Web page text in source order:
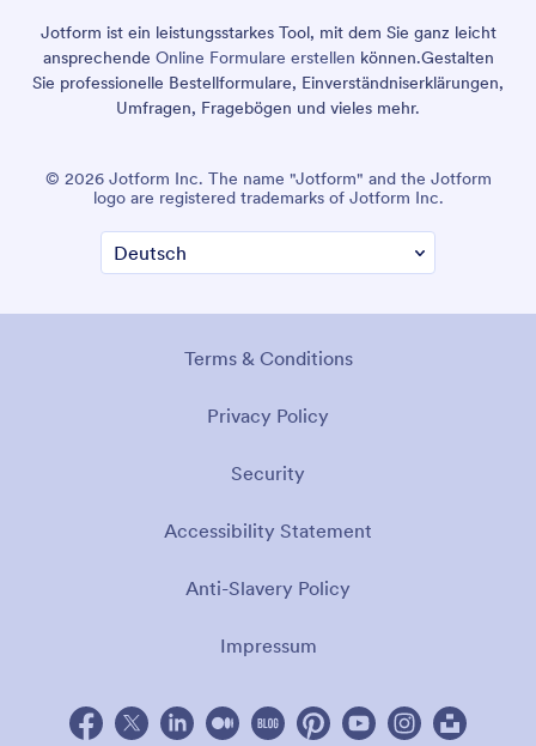
Jotform ist ein leistungsstarkes Tool, mit dem Sie ganz leicht
ansprechende Online Formulare erstellen können.Gestalten
Sie professionelle Bestellformulare, Einverständniserklärungen,
Umfragen, Fragebögen und vieles mehr.
© 2026 Jotform Inc. The name "Jotform" and the Jotform
logo are registered trademarks of Jotform Inc.
Terms & Conditions
Privacy Policy
Security
Accessibility Statement
Anti-Slavery Policy
Impressum